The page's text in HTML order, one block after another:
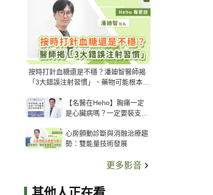
按時打針血糖還是不穩？潘廸智醫師揭
「3大錯誤注射習慣」、藥物可能根本沒
【名醫在Heho】胸痛一定
是心臟病嗎？一定要裝支
解析支架種類、風險與選擇
關鍵
心房顫動診斷與消融治療趨
勢：雙能量技術發展
更多影音